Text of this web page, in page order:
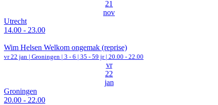
21
nov
Utrecht
14.00 - 23.00
Wim Helsen Welkom ongemak (reprise)
vr 22 jan | Groningen | 3 - 6 | 35 - 59 jr | 20.00 - 22.00
vr
22
jan
Groningen
20.00 - 22.00